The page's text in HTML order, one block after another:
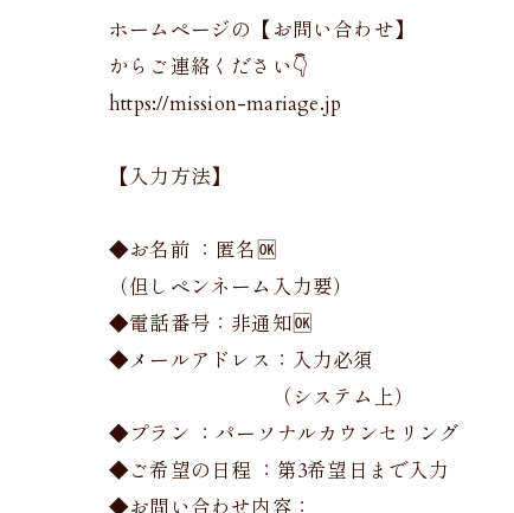
ホームページの【お問い合わせ】
からご連絡ください👇
https://mission-mariage.jp
【入力方法】
◆お名前 ：匿名🆗
（但しペンネーム入力要）
◆電話番号：非通知🆗
◆メールアドレス：入力必須
（システム上）
◆プラン ：パーソナルカウンセリング
◆ご希望の日程 ：第3希望日まで入力